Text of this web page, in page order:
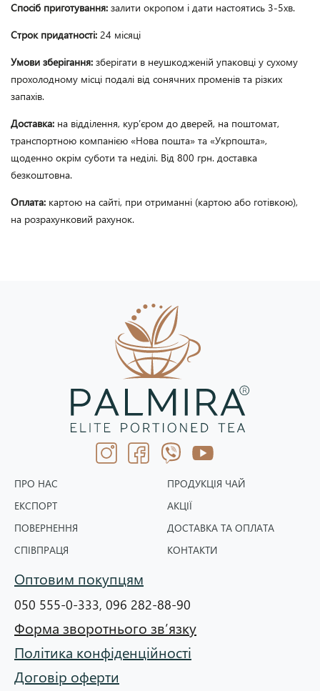
Спосіб приготування: залити окропом і дати настоятись 3-5хв.
Строк придатності: 24 місяці
Умови зберігання: зберігати в неушкодженій упаковці у сухому
прохолодному місці подалі від сонячних променів та різких
запахів.
Доставка: на відділення, кур’єром до дверей, на поштомат,
транспортною компанією «Нова пошта» та «Укрпошта»,
щоденно окрім суботи та неділі. Від 800 грн. доставка
безкоштовна.
Оплата: картою на сайті, при отриманні (картою або готівкою),
на розрахунковий рахунок.
ПРО НАС
ПРОДУКЦІЯ ЧАЙ
ЕКСПОРТ
АКЦІЇ
ПОВЕРНЕННЯ
ДОСТАВКА ТА ОПЛАТА
СПІВПРАЦЯ
КОНТАКТИ
Оптовим покупцям
050 555-0-333, 096 282-88-90
Форма зворотнього зв’язку
Політика конфіденційності
Договір оферти